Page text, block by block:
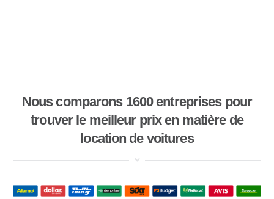
Nous comparons 1600 entreprises pour
trouver le meilleur prix en matière de
location de voitures